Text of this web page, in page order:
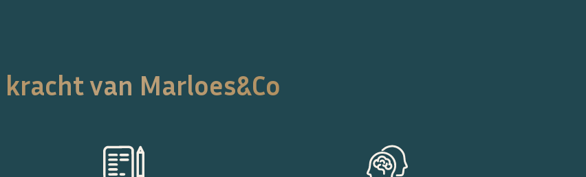
kracht van Marloes&Co